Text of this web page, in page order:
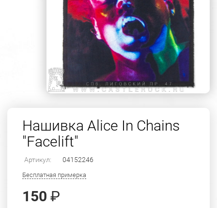
Нашивка Alice In Chains
"Facelift"
Артикул: 04152246
Бесплатная примерка
150 ₽